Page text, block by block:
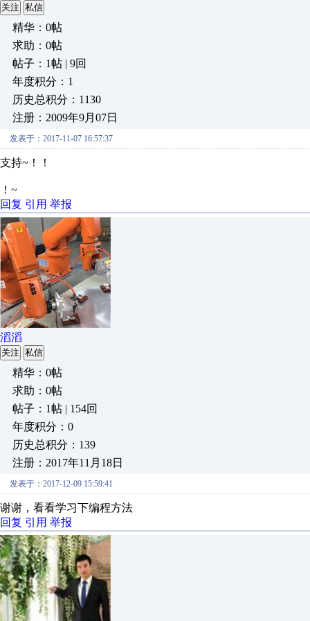
关注 私信
精华：0帖
求助：0帖
帖子：1帖 | 9回
年度积分：1
历史总积分：1130
注册：2009年9月07日
发表于：2017-11-07 16:57:37
支持~！！
！~
回复 引用 举报
滔滔
关注 私信
精华：0帖
求助：0帖
帖子：1帖 | 154回
年度积分：0
历史总积分：139
注册：2017年11月18日
发表于：2017-12-09 15:59:41
谢谢，看看学习下编程方法
回复 引用 举报